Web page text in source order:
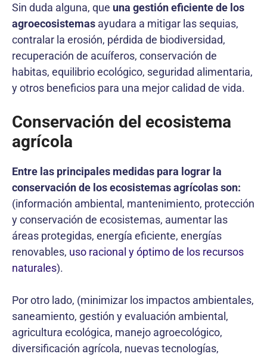
Sin duda alguna, que una gestión eficiente de los
agroecosistemas ayudara a mitigar las sequias,
contralar la erosión, pérdida de biodiversidad,
recuperación de acuíferos, conservación de
habitas, equilibrio ecológico, seguridad alimentaria,
y otros beneficios para una mejor calidad de vida.
Conservación del ecosistema
agrícola
Entre las principales medidas para lograr la
conservación de los ecosistemas agrícolas son:
(información ambiental, mantenimiento, protección
y conservación de ecosistemas, aumentar las
áreas protegidas, energía eficiente, energías
renovables, uso racional y óptimo de los recursos
naturales).
Por otro lado, (minimizar los impactos ambientales,
saneamiento, gestión y evaluación ambiental,
agricultura ecológica, manejo agroecológico,
diversificación agrícola, nuevas tecnologías,